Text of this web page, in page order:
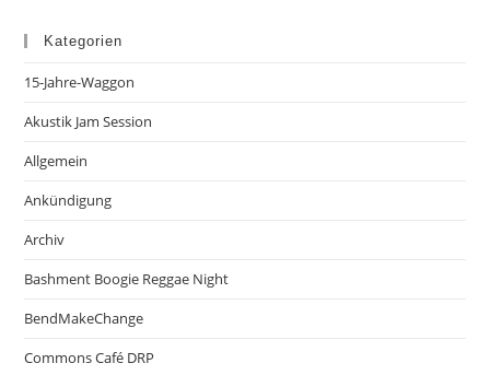
Kategorien
15-Jahre-Waggon
Akustik Jam Session
Allgemein
Ankündigung
Archiv
Bashment Boogie Reggae Night
BendMakeChange
Commons Café DRP